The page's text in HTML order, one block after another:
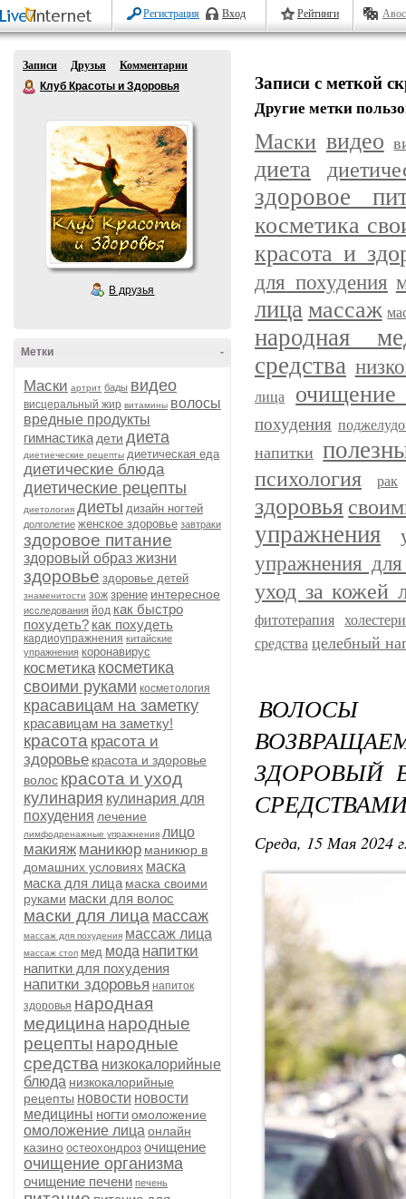
Регистрация Вход Рейтинги
Записи Друзья
Комментарии
Клуб Красоты и Здоровья
В друзья
-
Метки
Маски артрит бады видео
висцеральный жир витамины волосы
вредные продукты
гимнастика дети диета
диетиеческие рецепты диетическая еда
диетические блюда
диетические рецепты
диетология диеты дизайн ногтей
долголетие женское здоровье завтраки
здоровое питание
здоровый образ жизни
здоровье здоровье детей
знаменитости зож зрение интересное
исследования йод как быстро
похудеть? как похудеть
кардиоупражнения китайские
упражнения коронавирус
косметика косметика
своими руками косметология
красавицам на заметку
красавицам на заметку!
красота красота и
здоровье красота и здоровье
волос красота и уход
кулинария кулинария для
похудения лечение
лимфодренажные упражнения лицо
макияж маникюр маникюр в
домашних условиях маска
маска для лица маска своими
руками маски для волос
маски для лица массаж
массаж для похудения массаж лица
массаж стоп мед мода напитки
напитки для похудения
напитки здоровья напиток
здоровья народная
медицина народные
рецепты народные
средства низкокалорийные
блюда низкокалорийные
рецепты новости новости
медицины ногтиомоложение
омоложение лица онлайн
казино остеохондроз очищение
очищение организма
очищение печени печень
Записи с меткой
Другие метки
Маски видео
диета
здоровое
косметика
красота и
для похудения
лица массаж
народная
средства
лица очищение
похудения
напитки
психология рак
здоровья
упражнения
упражнения
уход за кожей
фитотерапия
средства целебный
ВОЛОСЫ
ЗДОРОВЫЙ
Среда, 15 Мая 2024